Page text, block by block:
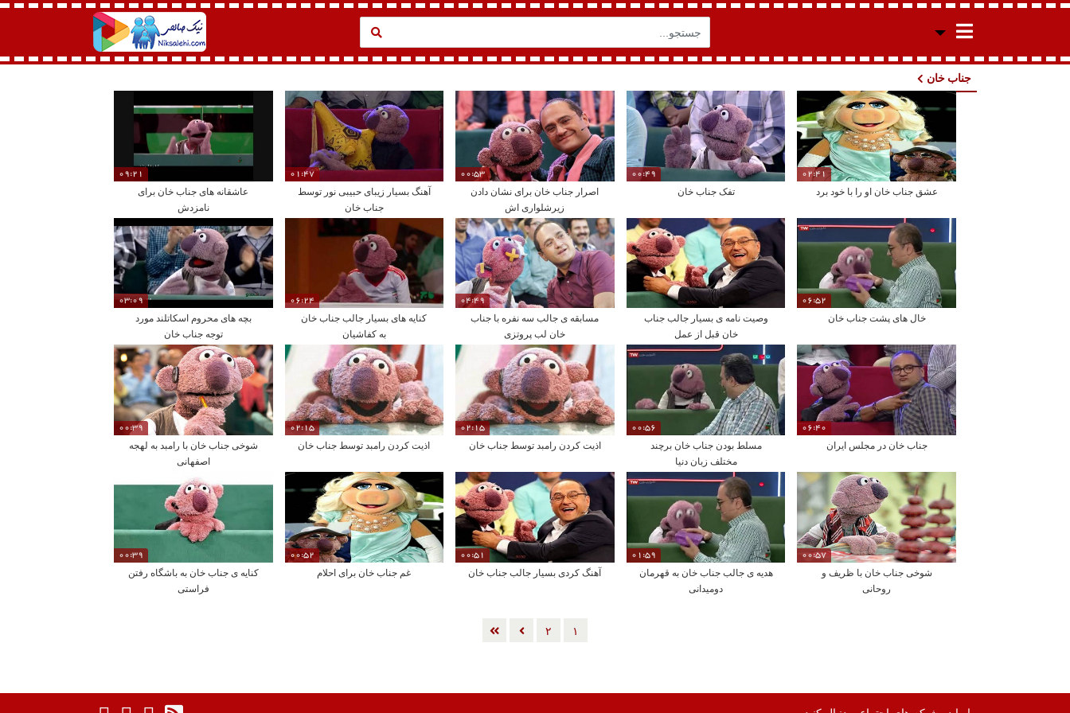
جناب خان
02:41
عشق جناب خان او را با خود برد
00:49
تفک جناب خان
00:53
اصرار جناب خان برای نشان دادن
زیرشلواری اش
01:47
آهنگ بسیار زیبای حبیبی نور توسط
جناب خان
09:21
عاشقانه های جناب خان برای
نامزدش
06:52
خال های پشت جناب خان
وصیت نامه ی بسیار جالب جناب
خان قبل از عمل
04:49
مسابقه ی جالب سه نفره با جناب
خان لب پروتزی
06:24
کنایه های بسیار جالب جناب خان
به کفاشیان
03:09
بچه های محروم اسکاتلند مورد
توجه جناب خان
06:40
جناب خان در مجلس ایران
00:56
مسلط بودن جناب خان برچند
مختلف زبان دنیا
02:15
اذیت کردن رامبد توسط جناب خان
02:15
اذیت کردن رامبد توسط جناب خان
00:39
شوخی جناب خان با رامبد به لهجه
اصفهانی
00:57
شوخی جناب خان با ظریف و
روحانی
01:59
هدیه ی جالب جناب خان به قهرمان
دومیدانی
00:51
آهنگ کردی بسیار جالب جناب خان
00:52
غم جناب خان برای احلام
00:39
کنایه ی جناب خان به باشگاه رفتن
فراستی
١ ٢